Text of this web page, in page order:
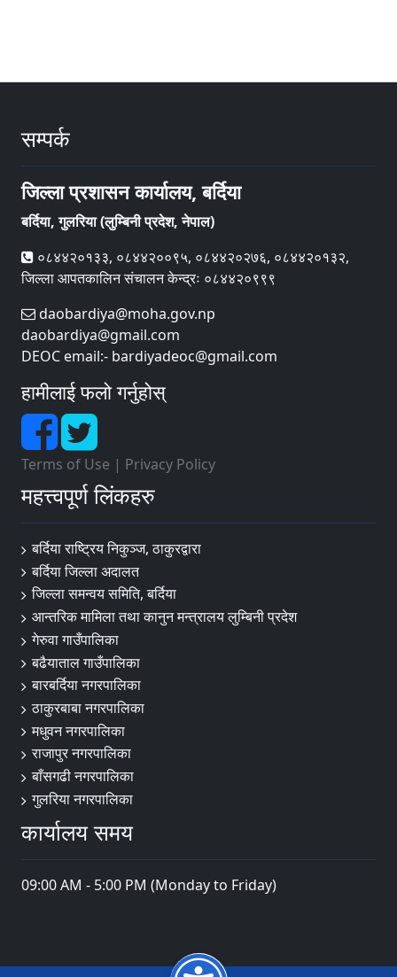
सम्पर्क
जिल्ला प्रशासन कार्यालय, बर्दिया
बर्दिया, गुलरिया (लुम्बिनी प्रदेश, नेपाल)
०८४४२०१३३, ०८४४२००९५, ०८४४२०२७६, ०८४४२०१३२,
जिल्ला आपतकालिन संचालन केन्द्रः ०८४४२०९९९
daobardiya@moha.gov.np
daobardiya@gmail.com
DEOC email:- bardiyadeoc@gmail.com
हामीलाई फलो गर्नुहोस्
Terms of Use | Privacy Policy
महत्त्वपूर्ण लिंकहरु
बर्दिया राष्ट्रिय निकुञ्ज, ठाकुरद्वारा
बर्दिया जिल्ला अदालत
जिल्ला समन्वय समिति, बर्दिया
आन्तरिक मामिला तथा कानुन मन्त्रालय लुम्बिनी प्रदेश
गेरुवा गाउँपालिका
बढैयाताल गाउँपालिका
बारबर्दिया नगरपालिका
ठाकुरबाबा नगरपालिका
मधुवन नगरपालिका
राजापुर नगरपालिका
बाँसगढी नगरपालिका
गुलरिया नगरपालिका
कार्यालय समय
09:00 AM - 5:00 PM (Monday to Friday)